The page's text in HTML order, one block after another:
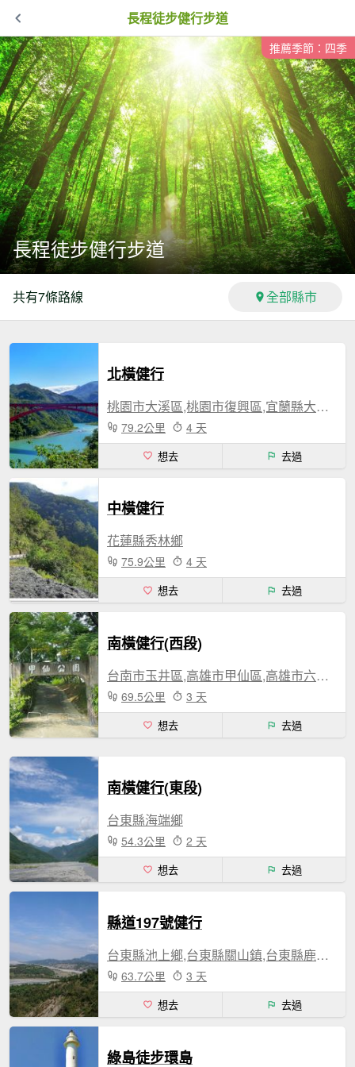
長程徒步健行步道
推薦季節：四季
長程徒步健行步道
共有7條路線 全部縣市
北橫健行
桃園市大溪區,桃園市復興區,宜蘭縣大同鄉
79.2公里 4 天
想去 去過
中橫健行
花蓮縣秀林鄉
75.9公里 4 天
想去 去過
南橫健行(西段)
台南市玉井區,高雄市甲仙區,高雄市六龜區,高雄市桃源區
69.5公里 3 天
想去 去過
南橫健行(東段)
台東縣海端鄉
54.3公里 2 天
想去 去過
縣道197號健行
台東縣池上鄉,台東縣關山鎮,台東縣鹿野鄉,台東縣延平鄉,台東縣卑南鄉,台東縣臺東市
63.7公里 3 天
想去 去過
綠島徒步環島